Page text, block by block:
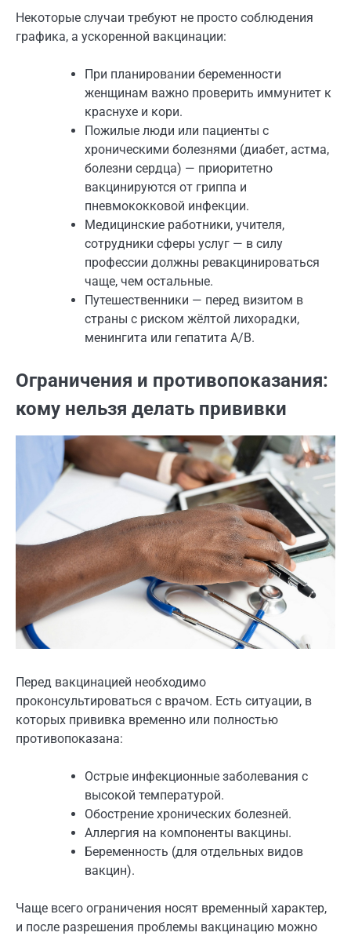
Некоторые случаи требуют не просто соблюдения
графика, а ускоренной вакцинации:
При планировании беременности
женщинам важно проверить иммунитет к
краснухе и кори.
Пожилые люди или пациенты с
хроническими болезнями (диабет, астма,
болезни сердца) — приоритетно
вакцинируются от гриппа и
пневмококковой инфекции.
Медицинские работники, учителя,
сотрудники сферы услуг — в силу
профессии должны ревакцинироваться
чаще, чем остальные.
Путешественники — перед визитом в
страны с риском жёлтой лихорадки,
менингита или гепатита A/B.
Ограничения и противопоказания:
кому нельзя делать прививки
Перед вакцинацией необходимо
проконсультироваться с врачом. Есть ситуации, в
которых прививка временно или полностью
противопоказана:
Острые инфекционные заболевания с
высокой температурой.
Обострение хронических болезней.
Аллергия на компоненты вакцины.
Беременность (для отдельных видов
вакцин).
Чаще всего ограничения носят временный характер,
и после разрешения проблемы вакцинацию можно